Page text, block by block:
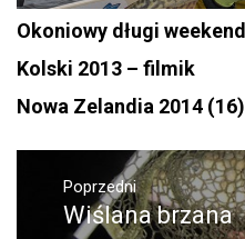
Okoniowy długi
Kolski 2013 – filmik
Nowa Zelandia 2014
Nawigacja
wpisuPoprzedni
Poprzedni
Wiślana brzana